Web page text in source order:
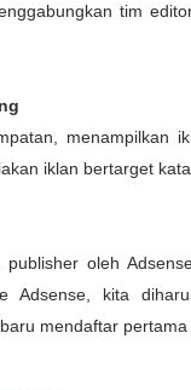
tim
menampilkan
iklan bertarget kata
oleh
kita
mendaftar